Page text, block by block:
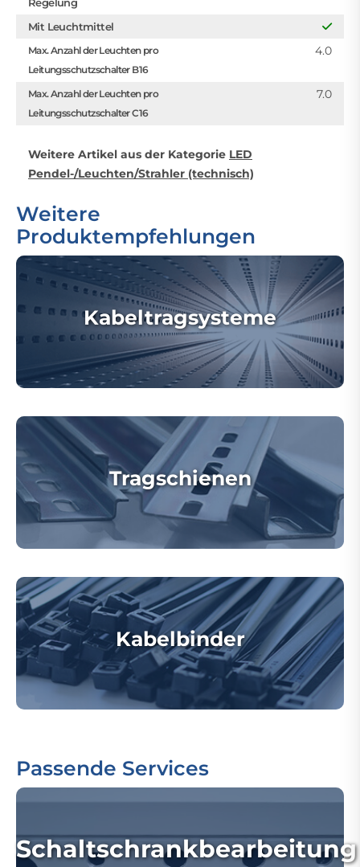
Mit Leuchtmittel
Max. Anzahl der Leuchten pro
Leitungsschutzschalter B16
4.0
Max. Anzahl der Leuchten pro
Leitungsschutzschalter C16
7.0
Weitere Artikel aus der Kategorie LED
Pendel-/Leuchten/Strahler (technisch)
Weitere
Produktempfehlungen
Kabeltragsysteme
Tragschienen
Kabelbinder
Passende Services
Schaltschrankbearbeitung